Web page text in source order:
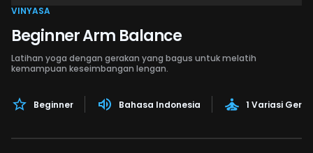
VINYASA
Beginner Arm Balance
Latihan yoga dengan gerakan yang bagus untuk melatih
kemampuan keseimbangan lengan.
Beginner Bahasa Indonesia 1 Variasi